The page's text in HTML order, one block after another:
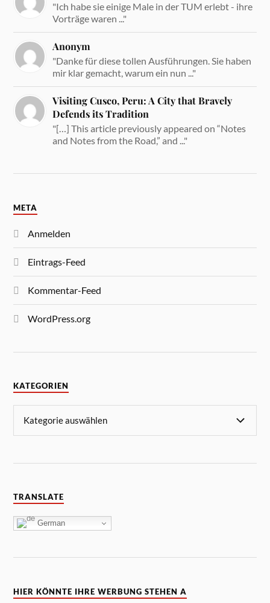
"Ich habe sie einige Male in der TUM erlebt - ihre
Vorträge waren ..."
Anonym
"Danke für diese tollen Ausführungen. Sie haben
mir klar gemacht, warum ein nun ..."
Visiting Cusco, Peru: A City that Bravely
Defends its Tradition
"[…] This article previously appeared on “Notes
and Notes from the Road,” and ..."
META
Anmelden
Eintrags-Feed
Kommentar-Feed
WordPress.org
KATEGORIEN
TRANSLATE
German
HIER KÖNNTE IHRE WERBUNG STEHEN A